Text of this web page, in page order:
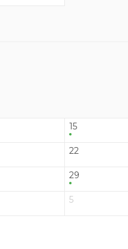
15
22
29
5